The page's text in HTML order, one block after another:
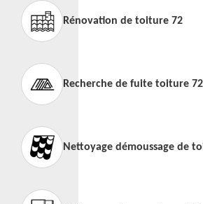
Rénovation de toiture 72
Recherche de fuite toiture 72
Nettoyage démoussage de